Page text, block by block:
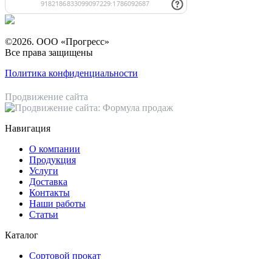
©2026. ООО «Прогресс»
Все права защищены
Политика конфиденциальности
Продвижение сайта
Навигация
О компании
Продукция
Услуги
Доставка
Контакты
Наши работы
Статьи
Каталог
Сортовой прокат